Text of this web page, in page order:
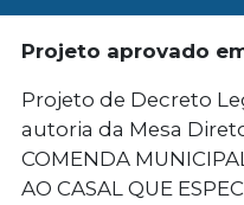
Projeto aprovado
Projeto de Decreto
autoria da Mesa
COMENDA
AO CASAL QUE